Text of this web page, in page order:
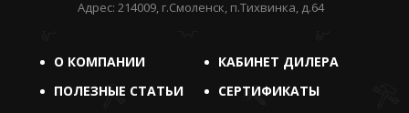
Адрес: 214009, г.Смоленск, п.Тихвинка, д.64
О КОМПАНИИ
КАБИНЕТ ДИЛЕРА
ПОЛЕЗНЫЕ СТАТЬИ
СЕРТИФИКАТЫ